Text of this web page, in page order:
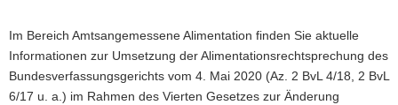
Im Bereich Amtsangemessene Alimentation finden Sie aktuelle
Informationen zur Umsetzung der Alimentationsrechtsprechung des
Bundesverfassungsgerichts vom 4. Mai 2020 (Az. 2 BvL 4/18, 2 BvL
6/17 u. a.) im Rahmen des Vierten Gesetzes zur Änderung